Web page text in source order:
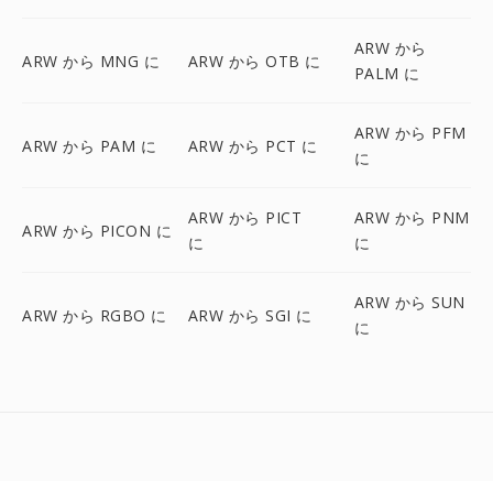
ARW から MNG に ARW から OTB に
ARW から
PALM に
ARW から PAM に ARW から PCT に
ARW から PFM
に
ARW から PICON に
ARW から PICT
に
ARW から PNM
に
ARW から RGBO に ARW から SGI に
ARW から SUN
に